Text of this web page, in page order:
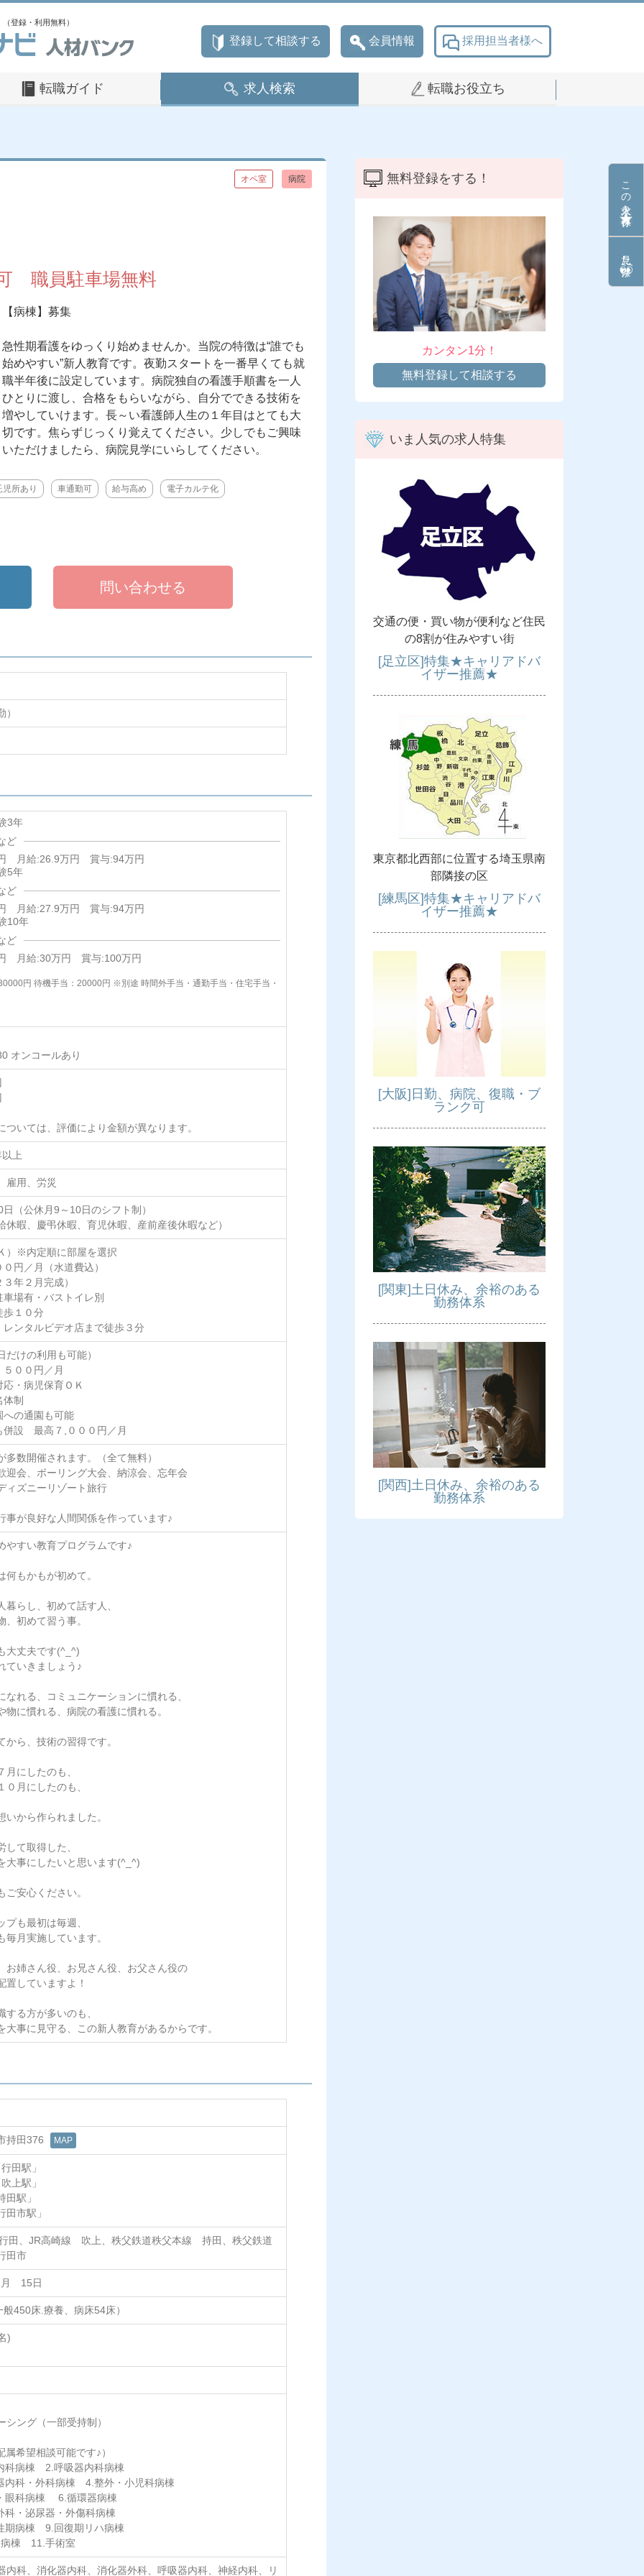
登録・利用無料）
登録して相談する 会員情報 採用担当者様へ
転職ガイド 求人検索 転職お役立ち
この求人を保存
見た条件
オペ室 病院
職員駐車場無料
【病棟】募集
急性期看護をゆっくり始めませんか。当院の特徴は“誰でも
始めやすい”新人教育です。夜勤スタートを一番早くても就
職半年後に設定しています。病院独自の看護手順書を一人
ひとりに渡し、合格をもらいながら、自分でできる技術を
増やしていけます。長～い看護師人生の１年目はとても大
切です。焦らずじっくり覚えてください。少しでもご興味
いただけましたら、病院見学にいらしてください。
児所あり 車通勤可 給与高め 電子カルテ化
問い合わせる
3年
ど
月給:26.9万円 賞与:94万円
5年
ど
月給:27.9万円 賞与:94万円
10年
ど
月給:30万円 賞与:100万円
円 待機手当：20000円 ※別途 時間外手当・通勤手当・住宅手当・
オンコールあり
ついては、評価により金額が異なります。
上
雇用、労災
（公休月9～10日のシフト制）
休暇、慶弔休暇、育児休暇、産前産後休暇など）
）※内定順に部屋を選択
円／月（水道費込）
年２月完成）
場有・バストイレ別
１０分
ンタルビデオ店まで徒歩３分
だけの利用も可能）
００円／月
・病児保育ＯＫ
制
の通園も可能
併設 最高７,０００円／月
数開催されます。（全て無料）
迎会、ボーリング大会、納涼会、忘年会
ィズニーリゾート旅行
事が良好な人間関係を作っています♪
すい教育プログラムです♪
何もかもが初めて。
暮らし、初めて話す人、
、初めて習う事。
大丈夫です(^_^)
ていきましょう♪
なれる、コミュニケーションに慣れる、
物に慣れる、病院の看護に慣れる。
から、技術の習得です。
月にしたのも、
０月にしたのも、
いから作られました。
して取得した、
大事にしたいと思います(^_^)
ご安心ください。
プも最初は毎週、
毎月実施しています。
お姉さん役、お兄さん役、お父さん役の
置していますよ！
する方が多いのも、
大事に見守る、この新人教育があるからです。
持田376 MAP
田駅」
上駅」
田駅」
田市駅」
田、JR高崎線 吹上、秩父鉄道秩父本線 持田、秩父鉄道
田市
15日
450床.療養、病床54床）
)
ング（一部受持制）
希望相談可能です♪）
病棟 2.呼吸器内科病棟
・外科病棟 4.整外・小児科病棟
科病棟 6.循環器病棟
泌尿器・外傷科病棟
病棟 9.回復期リハ病棟
11.手術室
内科、消化器内科、消化器外科、呼吸器内科、神経内科、リ
無料登録をする！
カンタン1分！
無料登録して相談する
いま人気の求人特集
交通の便・買い物が便利など住民
の8割が住みやすい街
[足立区]特集★キャリアドバ
イザー推薦★
東京都北西部に位置する埼玉県南
部隣接の区
[練馬区]特集★キャリアドバ
イザー推薦★
[大阪]日勤、病院、復職・ブ
ランク可
[関東]土日休み、余裕のある
勤務体系
[関西]土日休み、余裕のある
勤務体系